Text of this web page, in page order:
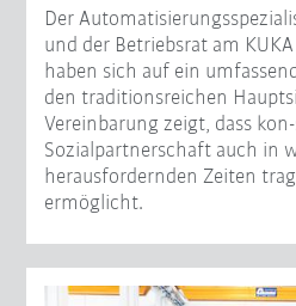
Der
und der Betriebsrat am
haben sich auf ein
den traditionsreichen
Vereinbarung zeigt, dass
Sozialpartnerschaft auch in
herausfordernden Zeiten
ermöglicht.